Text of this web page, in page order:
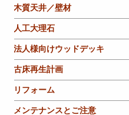
木質天井／壁材
人工大理石
法人様向けウッドデッキ
古床再生計画
リフォーム
メンテナンスとご注意